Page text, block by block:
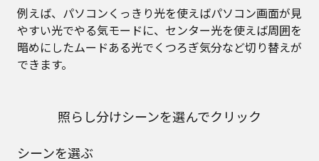
例えば、パソコンくっきり光を使えばパソコン画面が見
やすい光でやる気モードに、センター光を使えば周囲を
暗めにしたムードある光でくつろぎ気分など切り替えが
できます。
照らし分けシーンを選んでクリック
シーンを選ぶ